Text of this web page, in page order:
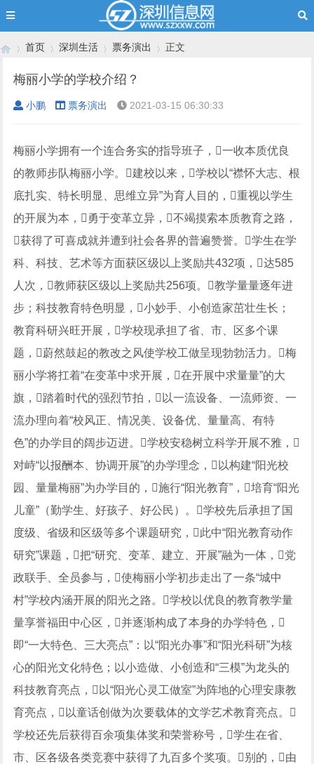
›
首页
›
深圳生活
›
票务演出
›
正文
梅丽小学的学校介绍？
小鹏 票务演出 2021-03-15 06:30:33
梅丽小学拥有一个连合务实的指导班子，一收本质优良
的教师步队梅丽小学。建校以来，学校以“襟怀大志、根
底扎实、特长明显、思维立异”为育人目的，重视以学生
的开展为本，勇于变革立异，不竭摸索本质教育之路，
获得了可喜成就并遭到社会各界的普遍赞誉。学生在学
科、科技、艺术等方面获区级以上奖励共432项，达585
人次，教师获区级以上奖励共256项。教学量量逐年进
步；科技教育特色明显，小妙手、小创造家茁壮生长；
教育科研兴旺开展，学校现承担了省、市、区多个课
题，蔚然鼓起的教改之风使学校工做呈现勃勃活力。梅
丽小学将扛着“在变革中求开展，在开展中求量量”的大
旗，踏着时代的强烈节拍，以一流设备、一流师资、一
流办理向着“校风正、情况美、设备优、量量高、有特
色”的办学目的阔步迈进。学校安稳树立科学开展不雅，
对峙“以报酬本、协调开展”的办学理念，以构建“阳光校
园、量量梅丽”为办学目的，施行“阳光教育”，培育“阳光
儿童”（勤学生、好孩子、好公民）。学校先后承担了国
度级、省级和区级等多个课题研究，此中“阳光教育动作
研究”课题，把“研究、变革、建立、开展”融为一体，党
政联手、全员参与，使梅丽小学初步走出了一条“城中
村”学校内涵开展的阳光之路。学校以优良的教育教学量
量享誉福田中心区，并逐渐构成了本身的办学特色，
即“一大特色、三大亮点”：以“阳光办事”和“阳光科研”为核
心的阳光文化特色；以小造做、小创造和“三模”为龙头的
科技教育亮点，以“阳光心灵工做室”为阵地的心理安康教
育亮点，以童话创做为次要载体的文学艺术教育亮点。
学校还先后获得百余项集体奖和荣誉称号，学生在省、
市、区各级各类竞赛中获得了九百多个奖项。别的，由